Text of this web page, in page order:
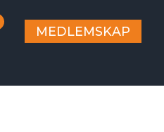
MEDLEMSKAP